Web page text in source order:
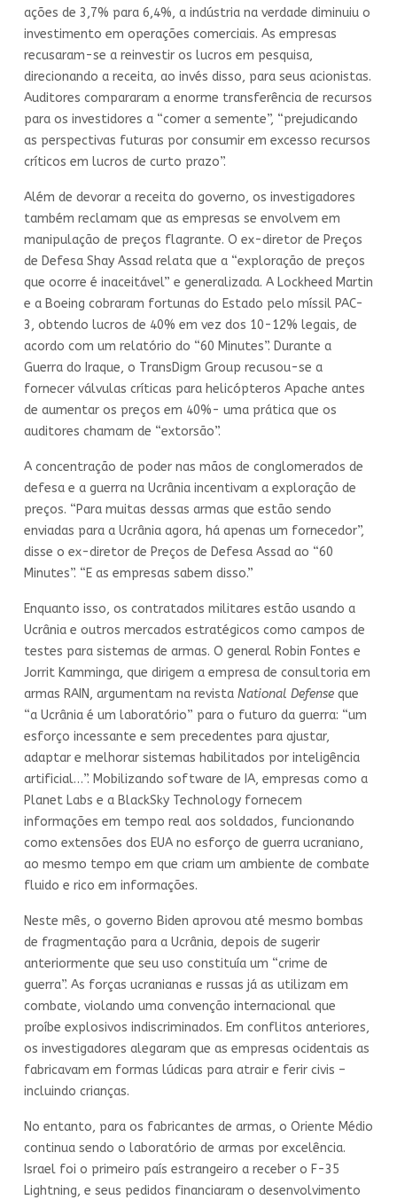
ações de 3,7% para 6,4%, a indústria na verdade diminuiu o
investimento em operações comerciais. As empresas
recusaram-se a reinvestir os lucros em pesquisa,
direcionando a receita, ao invés disso, para seus acionistas.
Auditores compararam a enorme transferência de recursos
para os investidores a “comer a semente”, “prejudicando
as perspectivas futuras por consumir em excesso recursos
críticos em lucros de curto prazo”.
Além de devorar a receita do governo, os investigadores
também reclamam que as empresas se envolvem em
manipulação de preços flagrante. O ex-diretor de Preços
de Defesa Shay Assad relata que a “exploração de preços
que ocorre é inaceitável” e generalizada. A Lockheed Martin
e a Boeing cobraram fortunas do Estado pelo míssil PAC-
3, obtendo lucros de 40% em vez dos 10-12% legais, de
acordo com um relatório do “60 Minutes”. Durante a
Guerra do Iraque, o TransDigm Group recusou-se a
fornecer válvulas críticas para helicópteros Apache antes
de aumentar os preços em 40%- uma prática que os
auditores chamam de “extorsão”.
A concentração de poder nas mãos de conglomerados de
defesa e a guerra na Ucrânia incentivam a exploração de
preços. “Para muitas dessas armas que estão sendo
enviadas para a Ucrânia agora, há apenas um fornecedor”,
disse o ex-diretor de Preços de Defesa Assad ao “60
Minutes”. “E as empresas sabem disso.”
Enquanto isso, os contratados militares estão usando a
Ucrânia e outros mercados estratégicos como campos de
testes para sistemas de armas. O general Robin Fontes e
Jorrit Kamminga, que dirigem a empresa de consultoria em
armas RAIN, argumentam na revista National Defense que
“a Ucrânia é um laboratório” para o futuro da guerra: “um
esforço incessante e sem precedentes para ajustar,
adaptar e melhorar sistemas habilitados por inteligência
artificial…”. Mobilizando software de IA, empresas como a
Planet Labs e a BlackSky Technology fornecem
informações em tempo real aos soldados, funcionando
como extensões dos EUA no esforço de guerra ucraniano,
ao mesmo tempo em que criam um ambiente de combate
fluido e rico em informações.
Neste mês, o governo Biden aprovou até mesmo bombas
de fragmentação para a Ucrânia, depois de sugerir
anteriormente que seu uso constituía um “crime de
guerra”. As forças ucranianas e russas já as utilizam em
combate, violando uma convenção internacional que
proíbe explosivos indiscriminados. Em conflitos anteriores,
os investigadores alegaram que as empresas ocidentais as
fabricavam em formas lúdicas para atrair e ferir civis –
incluindo crianças.
No entanto, para os fabricantes de armas, o Oriente Médio
continua sendo o laboratório de armas por excelência.
Israel foi o primeiro país estrangeiro a receber o F-35
Lightning, e seus pedidos financiaram o desenvolvimento